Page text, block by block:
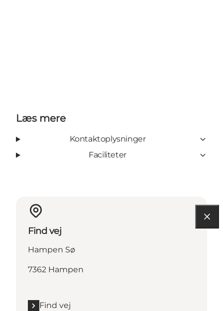
Læs mere
Kontaktoplysninger
Faciliteter
Find vej
Hampen Sø
7362 Hampen
Find vej